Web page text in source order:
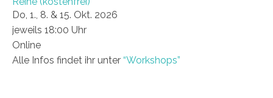
Do, 1., 8. & 15. Okt. 2026
jeweils 18:00 Uhr
Online
Alle Infos findet ihr unter “Workshops”